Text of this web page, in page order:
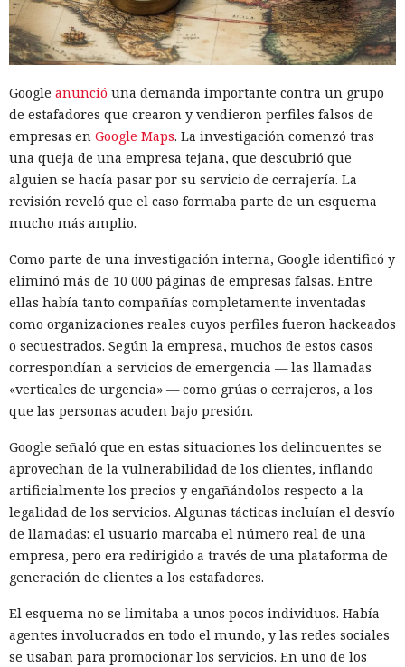
Google anunció una demanda importante contra un grupo
de estafadores que crearon y vendieron perfiles falsos de
empresas en Google Maps. La investigación comenzó tras
una queja de una empresa tejana, que descubrió que
alguien se hacía pasar por su servicio de cerrajería. La
revisión reveló que el caso formaba parte de un esquema
mucho más amplio.
Como parte de una investigación interna, Google identificó y
eliminó más de 10 000 páginas de empresas falsas. Entre
ellas había tanto compañías completamente inventadas
como organizaciones reales cuyos perfiles fueron hackeados
o secuestrados. Según la empresa, muchos de estos casos
correspondían a servicios de emergencia — las llamadas
«verticales de urgencia» — como grúas o cerrajeros, a los
que las personas acuden bajo presión.
Google señaló que en estas situaciones los delincuentes se
aprovechan de la vulnerabilidad de los clientes, inflando
artificialmente los precios y engañándolos respecto a la
legalidad de los servicios. Algunas tácticas incluían el desvío
de llamadas: el usuario marcaba el número real de una
empresa, pero era redirigido a través de una plataforma de
generación de clientes a los estafadores.
El esquema no se limitaba a unos pocos individuos. Había
agentes involucrados en todo el mundo, y las redes sociales
se usaban para promocionar los servicios. En uno de los